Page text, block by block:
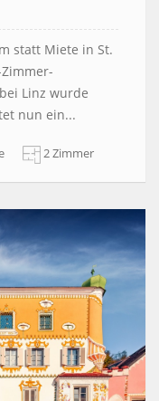
statt Miete in St.
Linz wurde
nun ein...
2 Zimmer